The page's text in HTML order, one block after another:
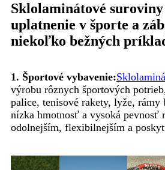
Sklolaminátové
uplatnenie v športe a
niekoľko bežných
1. Športové vybavenie:
výrobu rôznych športových
palice, tenisové rakety, lyže,
nízka hmotnosť a vysoká pevnosť
odolnejším, flexibilnejším a